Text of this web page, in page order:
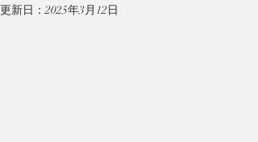
更新日：2025年3月12日